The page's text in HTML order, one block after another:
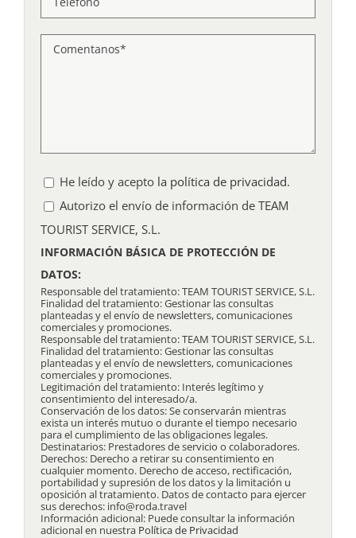
He leído y acepto la política de privacidad.
Autorizo el envío de información de TEAM
TOURIST SERVICE, S.L.
INFORMACIÓN BÁSICA DE PROTECCIÓN DE
DATOS:
Responsable del tratamiento: TEAM TOURIST SERVICE, S.L.
Finalidad del tratamiento: Gestionar las consultas
planteadas y el envío de newsletters, comunicaciones
comerciales y promociones.
Responsable del tratamiento: TEAM TOURIST SERVICE, S.L.
Finalidad del tratamiento: Gestionar las consultas
planteadas y el envío de newsletters, comunicaciones
comerciales y promociones.
Legitimación del tratamiento: Interés legítimo y
consentimiento del interesado/a.
Conservación de los datos: Se conservarán mientras
exista un interés mutuo o durante el tiempo necesario
para el cumplimiento de las obligaciones legales.
Destinatarios: Prestadores de servicio o colaboradores.
Derechos: Derecho a retirar su consentimiento en
cualquier momento. Derecho de acceso, rectificación,
portabilidad y supresión de los datos y la limitación u
oposición al tratamiento. Datos de contacto para ejercer
sus derechos: info@roda.travel
Información adicional: Puede consultar la información
adicional en nuestra Política de Privacidad